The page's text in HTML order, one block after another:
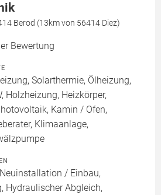
Berod (13km von 56414 Diez)
Bewertung
Solarthermie, Ölheizung,
Holzheizung, Heizkörper,
Kamin / Ofen,
Klimaanlage,
/ Einbau,
Hydraulischer Abgleich,